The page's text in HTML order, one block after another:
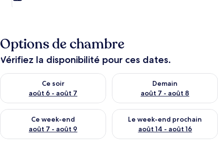
Options de chambre
Vérifiez la disponibilité pour ces dates.
Ce soir
août 6 - août 7
Vérifier la disponibilité pour ce soir août 6 - août 7
Demain
août 7 - août 8
Vérifier la disponibilité pour
Ce week-end
août 7 - août 9
Vérifier la disponibilité pour ce week-end août 7 - août 9
Le week-end prochain
août 14 - août 16
Vérifier la disponibilité pour